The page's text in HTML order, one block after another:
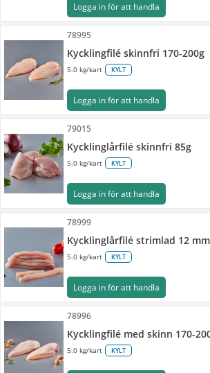
Logga in för att handla
78995
Kycklingfilé skinnfri 170-200g
5.0 kg/kart KYLT
Logga in för att handla
79015
Kycklinglårfilé skinnfri 85g
5.0 kg/kart KYLT
Logga in för att handla
78999
Kycklinglårfilé strimlad 12 mm
5.0 kg/kart KYLT
Logga in för att handla
78996
Kycklingfilé med skinn 170-
5.0 kg/kart KYLT